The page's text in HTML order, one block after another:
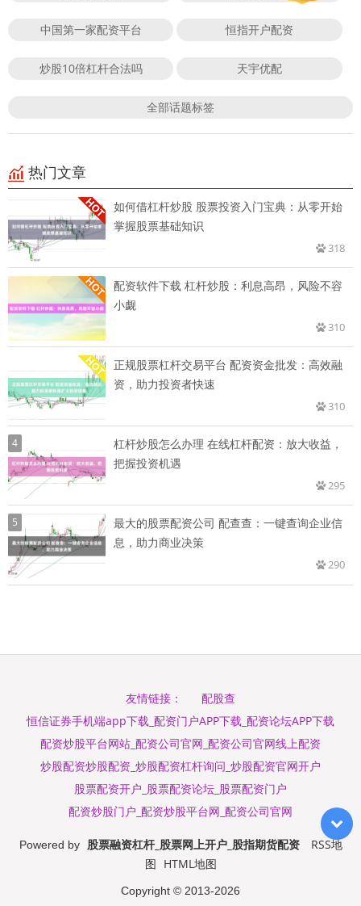
中国第一家配资平台 恒指开户配资
炒股10倍杠杆合法吗 天宇优配
全部话题标签
热门文章
如何借杠杆炒股 股票投资入门宝典：从零开始
掌握股票基础知识
318
配资软件下载 杠杆炒股：利息高昂，风险不容
小觑
310
正规股票杠杆交易平台 配资资金批发：高效融
资，助力投资者快速
310
4
杠杆炒股怎么办理 在线杠杆配资：放大收益，
把握投资机遇
295
5
最大的股票配资公司 配查查：一键查询企业信
息，助力商业决策
290
友情链接：
配股查
恒信证券手机端app下载_配资门户APP下载_配资论坛APP下载
配资炒股平台网站_配资公司官网_配资公司官网线上配资
炒股配资炒股配资_炒股配资杠杆询问_炒股配资官网开户
股票配资开户_股票配资论坛_股票配资门户
配资炒股门户_配资炒股平台网_配资公司官网
Powered by 股票融资杠杆_股票网上开户_股指期货配资
RSS地
图 HTML地图
Copyright © 2013-2026